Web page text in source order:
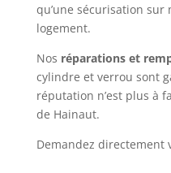
qu’une sécurisation
logement.
Nos réparations et
cylindre et verrou sont
réputation n’est plus à
de Hainaut.
Demandez directement